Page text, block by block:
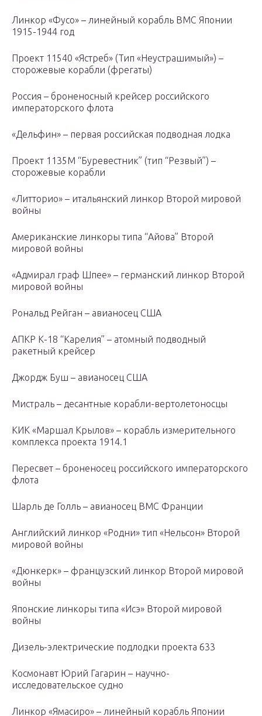
Линкор «Фусо» – линейный корабль ВМС Японии
1915-1944 год
Проект 11540 «Ястреб» (Тип «Неустрашимый») –
сторожевые корабли (фрегаты)
Россия – броненосный крейсер российского
императорского флота
«Дельфин» – первая российская подводная лодка
Проект 1135М “Буревестник” (тип “Резвый”) –
сторожевые корабли
«Литторио» – итальянский линкор Второй мировой
войны
Американские линкоры типа “Айова” Второй
мировой войны
«Адмирал граф Шпее» – германский линкор Второй
мировой войны
Рональд Рейган – авианосец США
АПКР К-18 “Карелия” – атомный подводный
ракетный крейсер
Джордж Буш – авианосец США
Мистраль – десантные корабли-вертолетоносцы
КИК «Маршал Крылов» – корабль измерительного
комплекса проекта 1914.1
Пересвет – броненосец российского императорского
флота
Шарль де Голль – авианосец ВМС Франции
Английский линкор «Родни» тип «Нельсон» Второй
мировой войны
«Дюнкерк» – французский линкор Второй мировой
войны
Японские линкоры типа «Исэ» Второй мировой
войны
Дизель-электрические подлодки проекта 633
Космонавт Юрий Гагарин – научно-
исследовательское судно
Линкор «Ямасиро» – линейный корабль Японии